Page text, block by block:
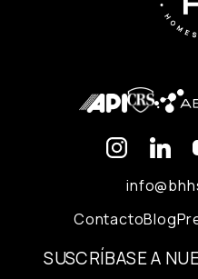
ContactoBlog
SUSCRÍBASE A